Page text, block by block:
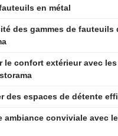
en métal
des gammes de fauteuils
le confort extérieur avec
des espaces de détente
ambiance conviviale avec